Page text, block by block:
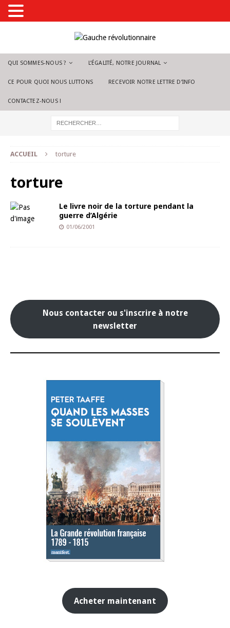
QUI SOMMES-NOUS ? L’ÉGALITÉ, NOTRE JOURNAL
CE POUR QUOI NOUS LUTTONS RECEVOIR NOTRE LETTRE D’INFO
CONTACTEZ-NOUS !
ACCUEIL torture
torture
Le livre noir de la torture pendant la
guerre d’Algérie
01/06/2001
Nous contacter ou s'inscrire à notre
newsletter
Acheter maintenant